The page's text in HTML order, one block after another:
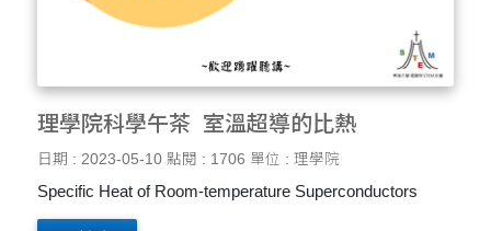
理學院科學午茶_室溫超導的比熱
日期 : 2023-05-10 點閱 : 1706 單位 : 理學院
Specific Heat of Room-temperature Superconductors